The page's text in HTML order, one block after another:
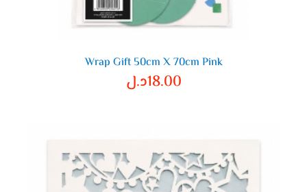
Wrap Gift 50cm X 70cm Pink
18.00د.ل